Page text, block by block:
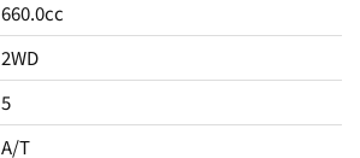
660.0cc
2WD
5
A/T